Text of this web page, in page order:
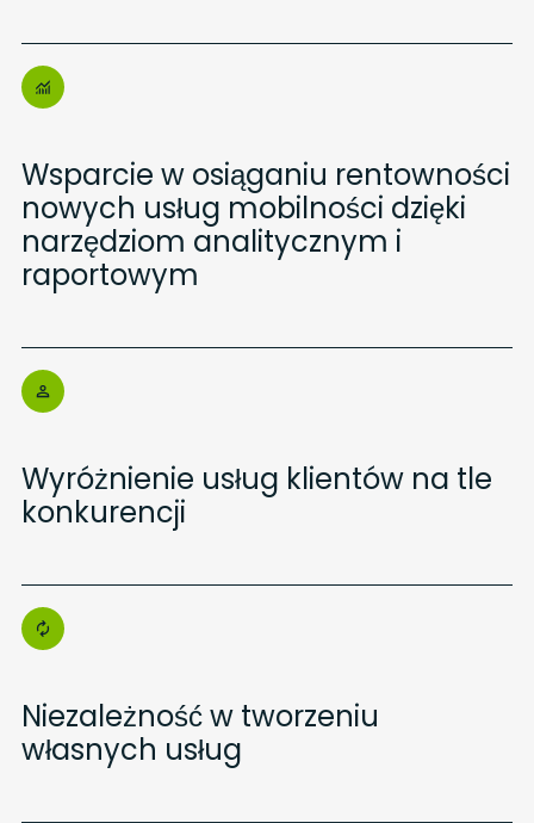
Wsparcie w osiąganiu rentowności
nowych usług mobilności dzięki
narzędziom analitycznym i
raportowym
Wyróżnienie usług klientów na tle
konkurencji
Niezależność w tworzeniu
własnych usług